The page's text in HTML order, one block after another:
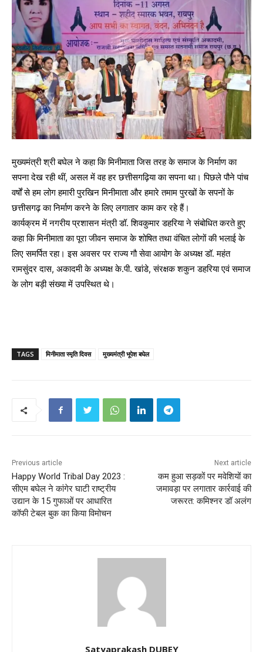
मुख्यमंत्री श्री बघेल ने कहा कि मिनीमाता जिस तरह के समाज के निर्माण का
सपना देख रही थीं, असल में वह हर छत्तीसगढ़िया का सपना था। पिछले पौने पांच
वर्षों से हम लोग हमारी पुरखिन मिनीमाता और हमारे तमाम पुरखों के सपनों के
छत्तीसगढ़ का निर्माण करने के लिए लगातार काम कर रहे हैं।
कार्यक्रम में नगरीय प्रशासन मंत्री डॉ. शिवकुमार डहरिया ने संबोधित करते हुए
कहा कि मिनीमाता का पूरा जीवन समाज के शोषित तथा वंचित लोगों की भलाई के
लिए समर्पित रहा। इस अवसर पर राज्य गौ सेवा आयोग के अध्यक्ष डॉ. महंत
रामसुंदर दास, अकादमी के अध्यक्ष के.पी. खांडे, संरक्षक शकुन डहरिया एवं समाज
के लोग बड़ी संख्या में उपस्थित थे।
TAGS मिनीमाता स्मृति दिवस मुख्यमंत्री भूपेश बघेल
Previous article
Happy World Tribal Day 2023 :
सीएम बघेल ने कांगेर घाटी राष्ट्रीय
उद्यान के 15 गुफाओं पर आधारित
कॉफी टेबल बुक का किया विमोचन
Next article
कम हुआ सड़कों पर मवेशियों का
जमावड़ा पर लगातार कार्रवाई की
जरूरत: कमिश्नर डॉ अलंग
Satyaprakash DUBEY